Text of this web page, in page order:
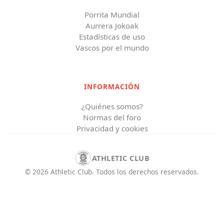
Porrita Mundial
Aurrera Jokoak
Estadísticas de uso
Vascos por el mundo
INFORMACIÓN
¿Quiénes somos?
Normas del foro
Privacidad y cookies
ATHLETIC CLUB
© 2026 Athletic Club. Todos los derechos reservados.